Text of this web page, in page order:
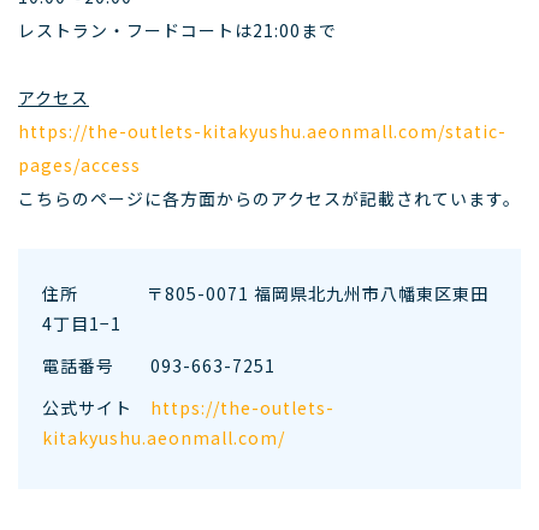
レストラン・フードコートは21:00まで
アクセス
https://the-outlets-kitakyushu.aeonmall.com/static-
pages/access
こちらのページに各方面からのアクセスが記載されています。
住所 〒805-0071 福岡県北九州市八幡東区東田
4丁目1−1
電話番号 093-663-7251
公式サイト https://the-outlets-
kitakyushu.aeonmall.com/